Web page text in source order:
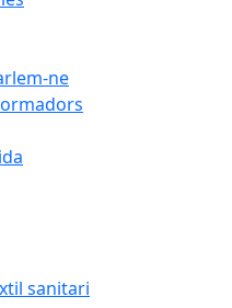
ne
sanitari